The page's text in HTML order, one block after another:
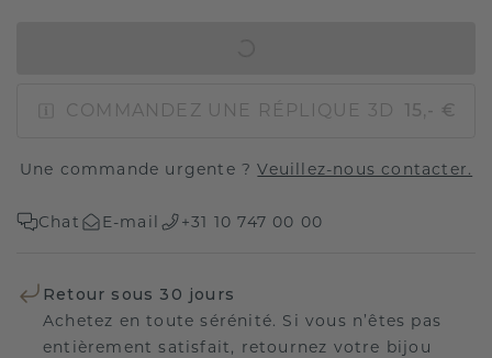
COMMANDEZ UNE RÉPLIQUE 3D 15,- €
Une commande urgente ?Veuillez-nous contacter.
Chat E-mail +31 10 747 00 00
Retour sous 30 jours
Achetez en toute sérénité. Si vous n’êtes pas
entièrement satisfait, retournez votre bijou